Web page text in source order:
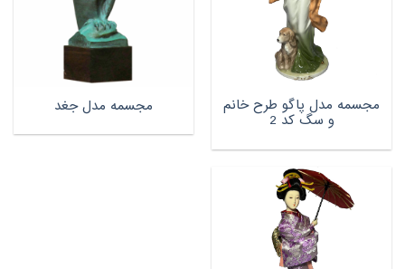
مجسمه مدل پاگو طرح خانم
و سگ کد 2
مجسمه مدل جغد